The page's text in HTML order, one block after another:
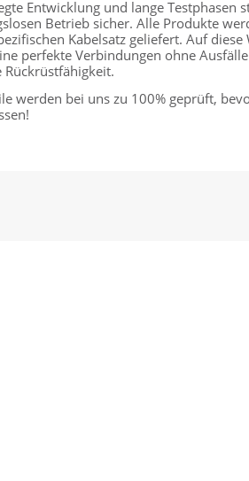
Entwicklung und lange Testphasen
Betrieb sicher. Alle Produkte
Kabelsatz geliefert. Auf diese
perfekte Verbindungen ohne
werden bei uns zu 100% geprüft,